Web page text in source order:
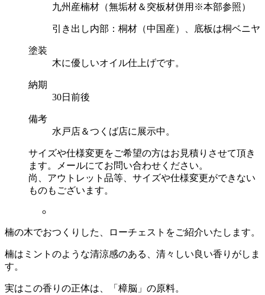
九州産楠材（無垢材＆突板材併用※本部参照）
引き出し内部：桐材（中国産）、底板は桐ベニヤ
塗装
木に優しいオイル仕上げです。
納期
30日前後
備考
水戸店＆つくば店に展示中。
サイズや仕様変更をご希望の方はお見積りさせて頂き
ます。メールにてお問い合わせください。
尚、アウトレット品等、サイズや仕様変更ができない
ものもございます。
楠の木でおつくりした、ローチェストをご紹介いたします。
楠はミントのような清涼感のある、清々しい良い香りがしま
す。
実はこの香りの正体は、「樟脳」の原料。